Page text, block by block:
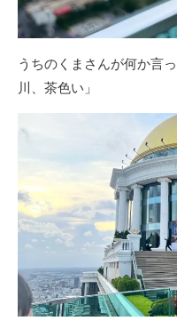
うちのくまさんが何か言
川、茶色い」